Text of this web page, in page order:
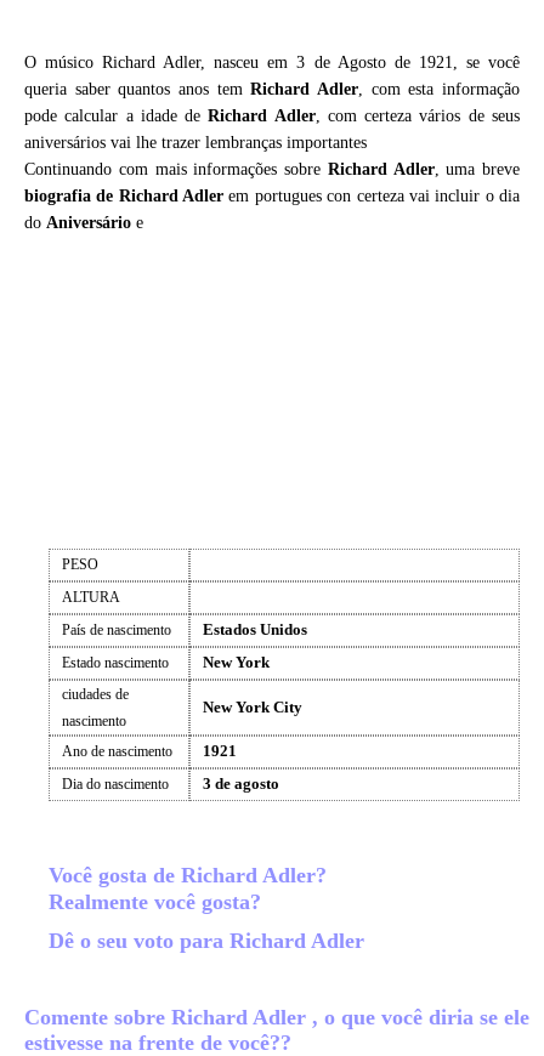
O músico Richard Adler, nasceu em 3 de Agosto de 1921, se você
queria saber quantos anos temRichard Adler, com esta informação
pode calcular a idade deRichard Adler, com certeza vários de seus
aniversários vai lhe trazer lembranças importantes
Continuando com mais informações sobre Richard Adler, uma breve
biografia de Richard Adler em portugues con certeza vai incluir o dia
do Aniversário e
PESO
ALTURA
País de nascimento
Estados Unidos
Estado nascimento New York
ciudades de
nascimento
New York City
Ano de nascimento 1921
Dia do nascimento 3 de agosto
Você gosta de Richard Adler?
Realmente você gosta?
Dê o seu voto para Richard Adler
Comente sobre Richard Adler , o que você diria se ele
estivesse na frente de você??